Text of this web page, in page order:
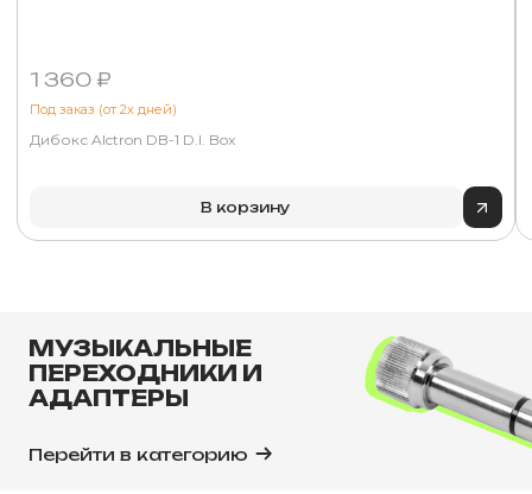
1 360 ₽
Под заказ (от 2х дней)
Дибокс Alctron DB-1 D.I. Box
В корзину
МУЗЫКАЛЬНЫЕ
ПЕРЕХОДНИКИ И
АДАПТЕРЫ
Перейти в категорию